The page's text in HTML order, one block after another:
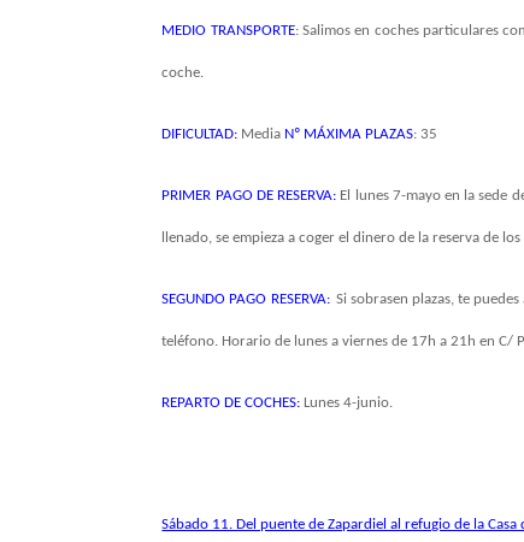
MEDIO TRANSPORTE:Salimos en coches particulares
coche.
DIFICULTAD: Media Nº MÁXIMA PLAZAS: 35
PRIMER PAGO DE RESERVA: El lunes 7-mayo en la sede
llenado, se empieza a coger el dinero de la reserva de
SEGUNDO PAGO RESERVA: Si sobrasen plazas, te
teléfono. Horario de lunes a viernes de 17h a 21h en C/
REPARTO DE COCHES: Lunes 4-junio.
Sábado 11. Del puente de Zapardiel al refugio de la Casa